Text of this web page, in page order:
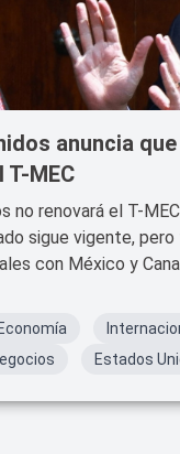
anuncia
T-MEC
no renovará el T-
sigue vigente, pero
con México y
Economía
Estados